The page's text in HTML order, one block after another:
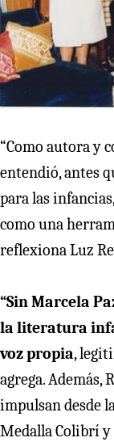
“Como autora y
entendió, antes
para las
como una
reflexiona Luz
“Sin Marcela
la literatura
voz propia,
agrega. Además,
impulsan desde
Medalla Colibrí y